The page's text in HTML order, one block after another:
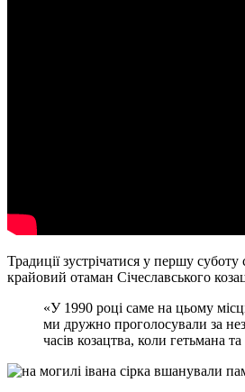
Традиції зустрічатися у першу
крайовий отаман Січеславського
«У 1990 році саме на цьому
ми дружно проголосували за
часів козацтва, коли гетьмана